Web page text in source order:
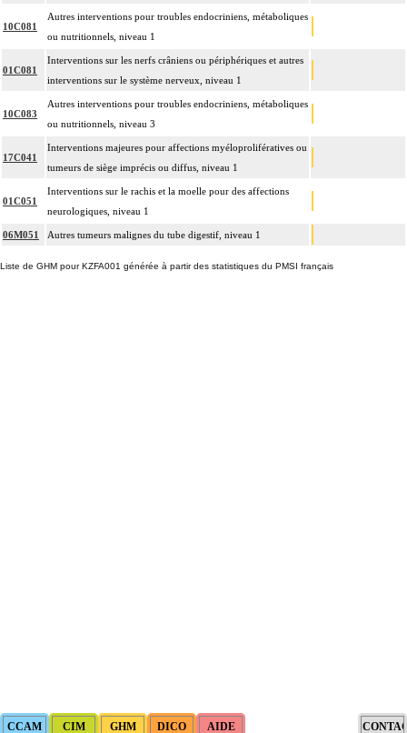
10C081
Autres interventions pour troubles endocriniens, métaboliques
ou nutritionnels, niveau 1
01C081
Interventions sur les nerfs crâniens ou périphériques et autres
interventions sur le système nerveux, niveau 1
10C083
Autres interventions pour troubles endocriniens, métaboliques
ou nutritionnels, niveau 3
17C041
Interventions majeures pour affections myéloprolifératives ou
tumeurs de siège imprécis ou diffus, niveau 1
01C051
Interventions sur le rachis et la moelle pour des affections
neurologiques, niveau 1
06M051 Autres tumeurs malignes du tube digestif, niveau 1
Liste de GHM pour KZFA001 générée à partir des statistiques du PMSI français